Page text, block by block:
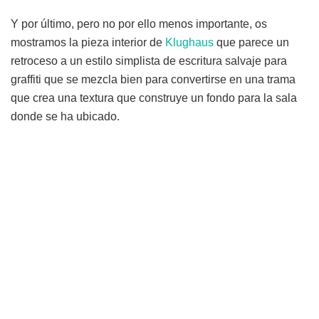
Y por último, pero no por ello menos importante, os
mostramos la pieza interior de Klughaus que parece un
retroceso a un estilo simplista de escritura salvaje para
graffiti que se mezcla bien para convertirse en una trama
que crea una textura que construye un fondo para la sala
donde se ha ubicado.